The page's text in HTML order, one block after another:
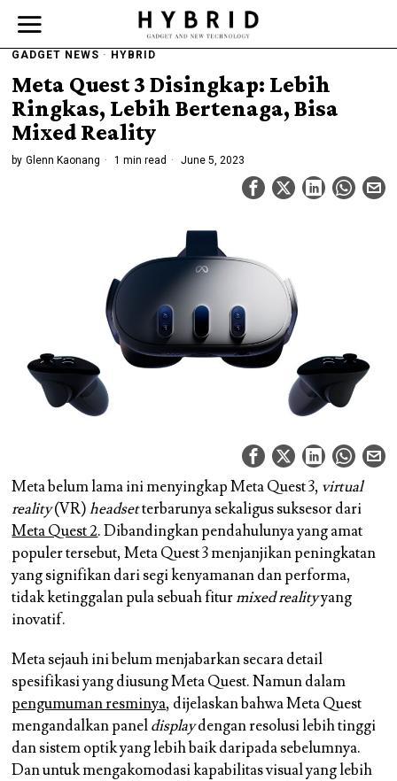
GADGET NEWS · HYBRID
Meta Quest 3 Disingkap: Lebih
Ringkas, Lebih Bertenaga, Bisa
Mixed Reality
by Glenn Kaonang 1 min read June 5, 2023
Meta belum lama ini menyingkap Meta Quest 3, virtual
reality(VR)headsetterbarunya sekaligus suksesor dari
Meta Quest 2. Dibandingkan pendahulunya yang amat
populer tersebut, Meta Quest 3 menjanjikan peningkatan
yang signifikan dari segi kenyamanan dan performa,
tidak ketinggalan pula sebuah fiturmixed realityyang
inovatif.
Meta sejauh ini belum menjabarkan secara detail
spesifikasi yang diusung Meta Quest. Namun dalam
pengumuman resminya, dijelaskan bahwa Meta Quest
mengandalkan paneldisplaydengan resolusi lebih tinggi
dan sistem optik yang lebih baik daripada sebelumnya.
Dan untuk mengakomodasi kapabilitas visual yang lebih